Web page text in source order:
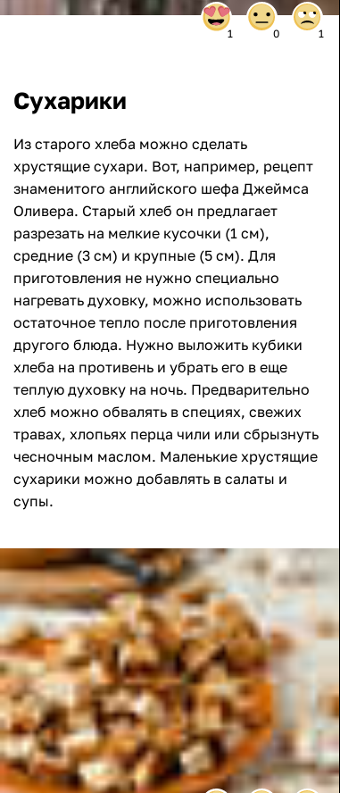
1 0 1
Сухарики
Из старого хлеба можно сделать
хрустящие сухари. Вот, например, рецепт
знаменитого английского шефа Джеймса
Оливера. Старый хлеб он предлагает
разрезать на мелкие кусочки (1 см),
средние (3 см) и крупные (5 см). Для
приготовления не нужно специально
нагревать духовку, можно использовать
остаточное тепло после приготовления
другого блюда. Нужно выложить кубики
хлеба на противень и убрать его в еще
теплую духовку на ночь. Предварительно
хлеб можно обвалять в ​​специях, свежих
травах, хлопьях перца чили или сбрызнуть
чесночным маслом. Маленькие хрустящие
сухарики можно добавлять в салаты и
супы.